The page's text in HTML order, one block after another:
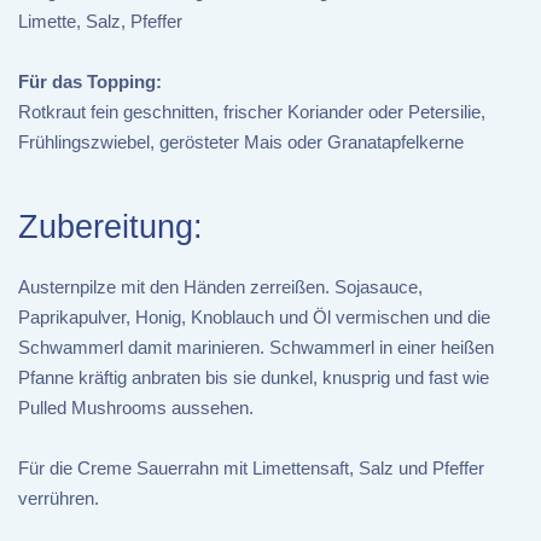
Limette, Salz, Pfeffer
Für das Topping:
Rotkraut fein geschnitten, frischer Koriander oder Petersilie,
Frühlingszwiebel, gerösteter Mais oder Granatapfelkerne
Zubereitung:
Austernpilze mit den Händen zerreißen. Sojasauce,
Paprikapulver, Honig, Knoblauch und Öl vermischen und die
Schwammerl damit marinieren. Schwammerl in einer heißen
Pfanne kräftig anbraten bis sie dunkel, knusprig und fast wie
Pulled Mushrooms aussehen.
Für die Creme Sauerrahn mit Limettensaft, Salz und Pfeffer
verrühren.